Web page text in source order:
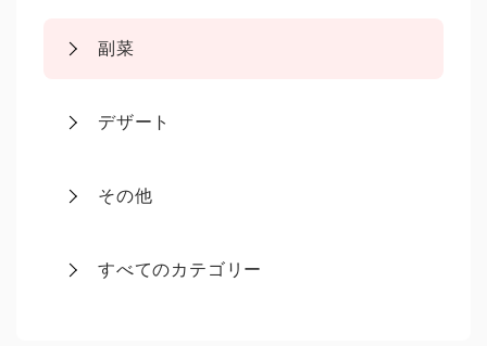
副菜
デザート
その他
すべてのカテゴリー